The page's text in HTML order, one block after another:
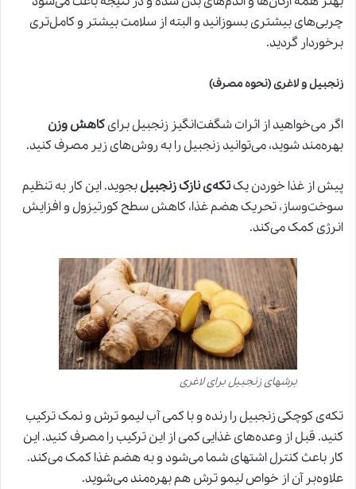
چربی‌های بیشتری بسوزانید و البته از سلامت بیشتر و کامل‌تری
برخوردار گردید.
زنجبیل و لاغری (نحوه مصرف)
اگر می‌خواهید از اثرات شگفت‌انگیز زنجبیل برایکاهش وزن
بهره‌مند شوید، می‌توانید زنجبیل را به روش‌های زیر مصرف کنید.
پیش از غذا خوردن یکتکه‌ی نازک زنجبیلبجوید. این کار به تنظیم
سوخت‌وساز، تحریک هضم غذا، کاهش سطح کورتیزول و افزایش
انرژی کمک می‌کند.
برشهای زنجبیل برای لاغری
تکه‌‌ی کوچکی زنجبیل را رنده و با کمی آب لیمو ترش و نمک ترکیب
کنید. قبل از وعده‌های غذایی کمی از این ترکیب را مصرف کنید. این
کار باعث کنترل اشتهای شما می‌شود و به هضم غذا کمک می‌کند.
علاوه‌بر آن از خواص لیمو ترش هم بهره‌مند می‌شوید.